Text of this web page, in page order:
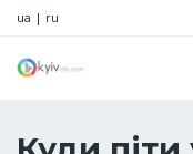
ua | ru